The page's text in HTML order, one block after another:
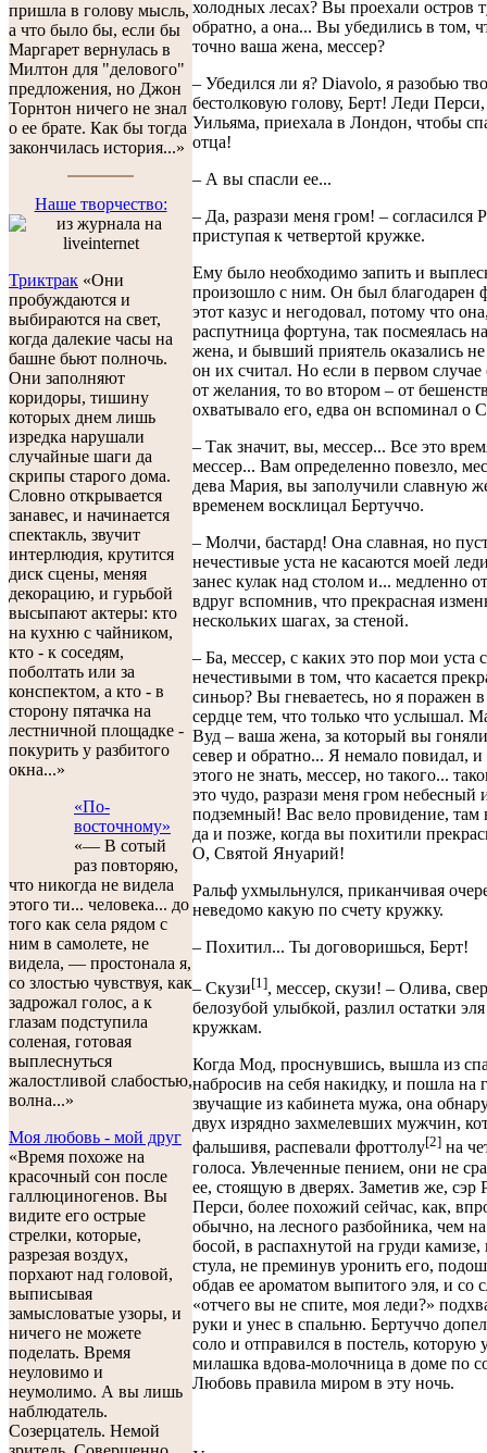
пришла в голову мысль,
а что было бы, если бы
Маргарет вернулась в
Милтон для "делового"
предложения, но Джон
Торнтон ничего не знал
о ее брате. Как бы тогда
закончилась история...»
Наше творчество:
Триктрак «Они
пробуждаются и
выбираются на свет,
когда далекие часы на
башне бьют полночь.
Они заполняют
коридоры, тишину
которых днем лишь
изредка нарушали
случайные шаги да
скрипы старого дома.
Словно открывается
занавес, и начинается
спектакль, звучит
интерлюдия, крутится
диск сцены, меняя
декорацию, и гурьбой
высыпают актеры: кто
на кухню с чайником,
кто - к соседям,
поболтать или за
конспектом, а кто - в
сторону пятачка на
лестничной площадке -
покурить у разбитого
окна...»
«По-
восточному»
«— В сотый
раз повторяю,
что никогда не видела
этого ти... человека... до
того как села рядом с
ним в самолете, не
видела, — простонала я,
со злостью чувствуя, как
задрожал голос, а к
глазам подступила
соленая, готовая
выплеснуться
жалостливой слабостью,
волна...»
Моя любовь - мой друг
«Время похоже на
красочный сон после
галлюциногенов. Вы
видите его острые
стрелки, которые,
разрезая воздух,
порхают над головой,
выписывая
замысловатые узоры, и
ничего не можете
поделать. Время
неуловимо и
неумолимо. А вы лишь
наблюдатель.
Созерцатель. Немой
холодных лесах? Вы проехали остров
обратно, а она... Вы убедились в том,
точно ваша жена, мессер?
– Убедился ли я? Diavolo, я разобью
бестолковую голову, Берт! Леди Перси,
Уильяма, приехала в Лондон, чтобы
отца!
– А вы спасли ее...
– Да, разрази меня гром! – согласился
приступая к четвертой кружке.
Ему было необходимо запить и
произошло с ним. Он был благодарен
этот казус и негодовал, потому что
распутница фортуна, так посмеялась
жена, и бывший приятель оказались
он их считал. Но если в первом
от желания, то во втором – от
охватывало его, едва он вспоминал о
– Так значит, вы, мессер... Все это
мессер... Вам определенно повезло,
дева Мария, вы заполучили славную
временем восклицал Бертуччо.
– Молчи, бастард! Она славная, но
нечестивые уста не касаются моей
занес кулак над столом и... медленно
вдруг вспомнив, что прекрасная
нескольких шагах, за стеной.
– Ба, мессер, с каких это пор мои уста
нечестивыми в том, что касается
синьор? Вы гневаетесь, но я поражен
сердце тем, что только что услышал.
Вуд – ваша жена, за который вы
север и обратно... Я немало повидал,
этого не знать, мессер, но такого...
это чудо, разрази меня гром небесный
подземный! Вас вело провидение, там
да и позже, когда вы похитили
О, Святой Януарий!
Ральф ухмыльнулся, приканчивая
неведомо какую по счету кружку.
– Похитил... Ты договоришься, Берт!
– Скузи[1], мессер, скузи! – Олива,
белозубой улыбкой, разлил остатки
кружкам.
Когда Мод, проснувшись, вышла из
набросив на себя накидку, и пошла на
звучащие из кабинета мужа, она
двух изрядно захмелевших мужчин,
фальшивя, распевали фроттолу[2] на
голоса. Увлеченные пением, они не
ее, стоящую в дверях. Заметив же, сэр
Перси, более похожий сейчас, как,
обычно, на лесного разбойника, чем
босой, в распахнутой на груди камизе,
стула, не преминув уронить его,
обдав ее ароматом выпитого эля, и со
«отчего вы не спите, моя леди?»
руки и унес в спальню. Бертуччо
соло и отправился в постель, которую
милашка вдова-молочница в доме по
Любовь правила миром в эту ночь.